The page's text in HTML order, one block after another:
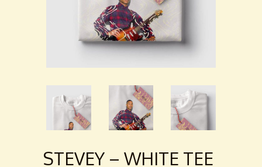
STEVEY – WHITE TEE